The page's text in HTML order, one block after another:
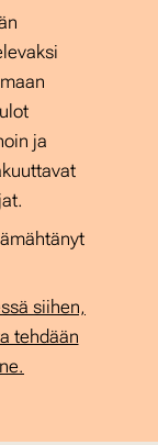
ja
siihen,
tehdään